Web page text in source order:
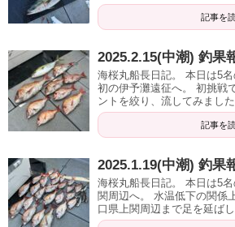
記事を
2025.2.15(中潮) 釣果
海桜丸船長日記。 本日は5名
初の伊予灘遠征へ。 初挑戦
ントを絞り、流してみまし
記事を
2025.1.19(中潮) 釣果
海桜丸船長日記。 本日は5
関周辺へ。 水温低下の関係
口県上関周辺まで足を延ば